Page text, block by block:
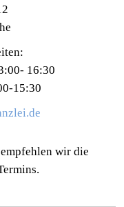
16:30
15:30
wir die